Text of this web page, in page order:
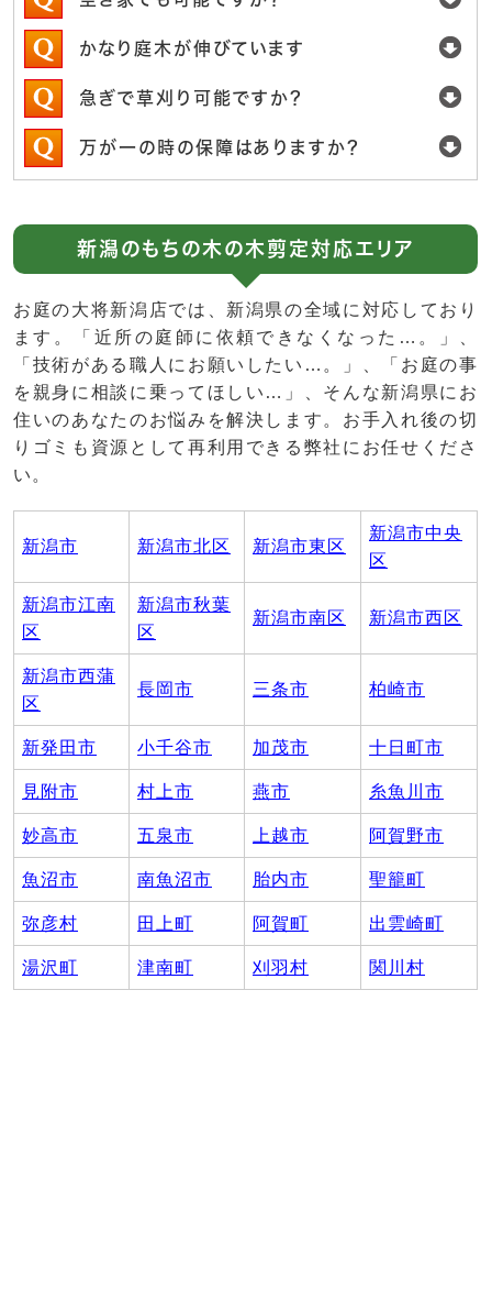
かなり庭木が伸びています
急ぎで草刈り可能ですか？
万が一の時の保障はありますか？
新潟のもちの木の木剪定対応エリア
お庭の大将新潟店では、新潟県の全域に対応しており
ます。「近所の庭師に依頼できなくなった…。」、
「技術がある職人にお願いしたい…。」、「お庭の事
を親身に相談に乗ってほしい…」、そんな新潟県にお
住いのあなたのお悩みを解決します。お手入れ後の切
りゴミも資源として再利用できる弊社にお任せくださ
い。
新潟市 新潟市北区 新潟市東区
新潟市中央
区
新潟市江南
区
新潟市秋葉
区
新潟市南区 新潟市西区
新潟市西蒲
区
長岡市 三条市 柏崎市
新発田市 小千谷市 加茂市 十日町市
見附市 村上市 燕市 糸魚川市
妙高市 五泉市 上越市 阿賀野市
魚沼市 南魚沼市 胎内市 聖籠町
弥彦村 田上町 阿賀町 出雲崎町
湯沢町 津南町 刈羽村 関川村